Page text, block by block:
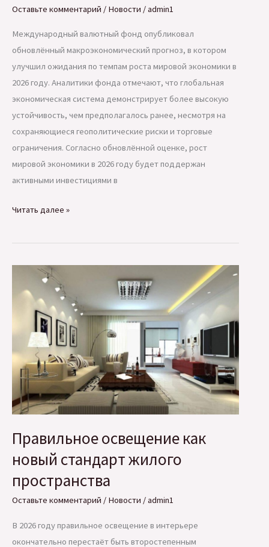
Оставьте комментарий / Новости /admin1
Международный валютный фонд опубликовал
обновлённый макроэкономический прогноз, в котором
улучшил ожидания по темпам роста мировой экономики в
2026 году. Аналитики фонда отмечают, что глобальная
экономическая система демонстрирует более высокую
устойчивость, чем предполагалось ранее, несмотря на
сохраняющиеся геополитические риски и торговые
ограничения. Согласно обновлённой оценке, рост
мировой экономики в 2026 году будет поддержан
активными инвестициями в
МВФ
прогноз
мировой
экономики
Читать далее »
Правильное освещение как
новый стандарт жилого
пространства
Оставьте комментарий / Новости /admin1
В 2026 году правильное освещение в интерьере
окончательно перестаёт быть второстепенным